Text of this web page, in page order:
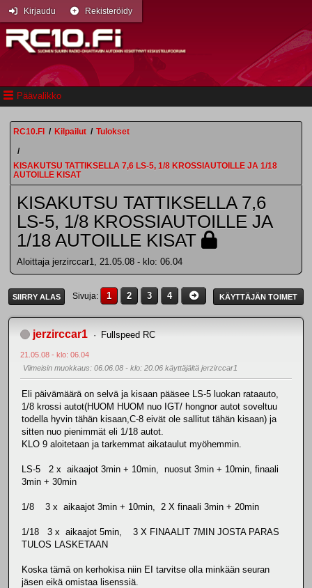
Päävalikko
Kirjaudu Rekisteröidy
RC10.FI / Kilpailut / Tulokset
/
KISAKUTSU TATTIKSELLA 7,6 LS-5, 1/8 KROSSIAUTOILLE JA 1/18
AUTOILLE KISAT
KISAKUTSU TATTIKSELLA 7,6
LS-5, 1/8 KROSSIAUTOILLE JA
1/18 AUTOILLE KISAT
Aloittaja jerzirccar1, 21.05.08 - klo: 06.04
SIIRRY ALAS Sivuja 1 2 3 4 KÄYTTÄJÄN TOIMET
jerzirccar1 Fullspeed RC
21.05.08 - klo: 06.04
Viimeisin muokkaus: 06.06.08 - klo: 20.06 käyttäjältä jerzirccar1
Eli päivämäärä on selvä ja kisaan pääsee LS-5 luokan rataauto,
1/8 krossi autot(HUOM HUOM nuo IGT/ hongnor autot soveltuu
todella hyvin tähän kisaan,C-8 eivät ole sallitut tähän kisaan) ja
sitten nuo pienimmät eli 1/18 autot.
KLO 9 aloitetaan ja tarkemmat aikataulut myöhemmin.
LS-5 2 x aikaajot 3min + 10min, nuosut 3min + 10min, finaali
3min + 30min
1/8 3 x aikaajot 3min + 10min, 2 X finaali 3min + 20min
1/18 3 x aikaajot 5min, 3 X FINAALIT 7MIN JOSTA PARAS
TULOS LASKETAAN
Koska tämä on kerhokisa niin EI tarvitse olla minkään seuran
jäsen eikä omistaa lisenssiä.